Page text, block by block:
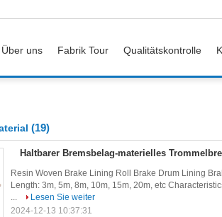
Über uns Fabrik Tour Qualitätskontrolle
(19)
Haltbarer Bremsbelag-materielles
Resin Woven Brake Lining Roll Brake Drum Lining
Length: 3m, 5m, 8m, 10m, 15m, 20m, etc
...
Lesen Sie weiter
2024-12-13 10:37:31